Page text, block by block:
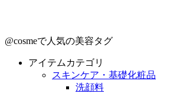
@cosmeで人気の美容タグ
アイテムカテゴリ
スキンケア・基礎化粧品
洗顔料